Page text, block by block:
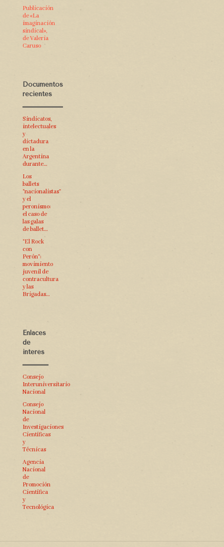
Publicación
de «La
imaginación
sindical»,
de Valeria
Caruso
Documentos
recientes
Sindicatos,
intelectuales
y
dictadura
en la
Argentina
durante…
Los
ballets
“nacionalistas”
y el
peronismo:
el caso de
las galas
de ballet…
“El Rock
con
Perón”:
movimiento
juvenil de
contracultura
y las
Brigadas…
Enlaces
de
interés
Consejo
Interuniversitario
Nacional
Consejo
Nacional
de
Investigaciones
Científicas
y
Técnicas
Agencia
Nacional
de
Promoción
Científica
y
Tecnológica